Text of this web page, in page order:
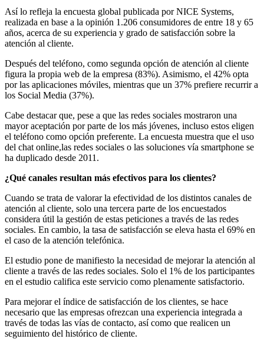
Así lo refleja la encuesta global publicada por NICE Systems,
realizada en base a la opinión 1.206 consumidores de entre 18 y 65
años, acerca de su experiencia y grado de satisfacción sobre la
atención al cliente.
Después del teléfono, como segunda opción de atención al cliente
figura la propia web de la empresa (83%). Asimismo, el 42% opta
por las aplicaciones móviles, mientras que un 37% prefiere recurrir a
los Social Media (37%).
Cabe destacar que, pese a que las redes sociales mostraron una
mayor aceptación por parte de los más jóvenes, incluso estos eligen
el teléfono como opción preferente. La encuesta muestra que el uso
del chat online,las redes sociales o las soluciones vía smartphone se
ha duplicado desde 2011.
¿Qué canales resultan más efectivos para los clientes?
Cuando se trata de valorar la efectividad de los distintos canales de
atención al cliente, solo una tercera parte de los encuestados
considera útil la gestión de estas peticiones a través de las redes
sociales. En cambio, la tasa de satisfacción se eleva hasta el 69% en
el caso de la atención telefónica.
El estudio pone de manifiesto la necesidad de mejorar la atención al
cliente a través de las redes sociales. Solo el 1% de los participantes
en el estudio califica este servicio como plenamente satisfactorio.
Para mejorar el índice de satisfacción de los clientes, se hace
necesario que las empresas ofrezcan una experiencia integrada a
través de todas las vías de contacto, así como que realicen un
seguimiento del histórico de cliente.